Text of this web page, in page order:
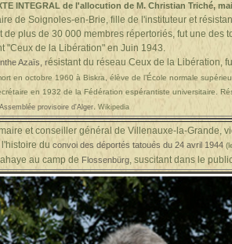
INTEGRAL de l'allocution de M. Christian Triché,
de Soignoles-en-Brie, fille de l'instituteur et
de plus de 30 000 membres répertoriés, fut une des
"Ceux de la Libération" en Juin 1943.
Azaïs , résistant du réseau Ceux de la Libération,
en octobre 1960 à Biskra, élève de l’École normale
en 1932 de la Fédération espérantiste universitaire.
provisoire d'Alger. Wikipedia
et conseiller général de Villenauxe-la-Grande,
du convoi des déportés tatoués du 24 avril 1944 (
au camp de Flossenbürg, suscitant dans le